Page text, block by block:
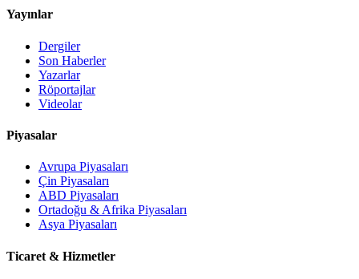
Yayınlar
Dergiler
Son Haberler
Yazarlar
Röportajlar
Videolar
Piyasalar
Avrupa Piyasaları
Çin Piyasaları
ABD Piyasaları
Ortadoğu & Afrika Piyasaları
Asya Piyasaları
Ticaret & Hizmetler